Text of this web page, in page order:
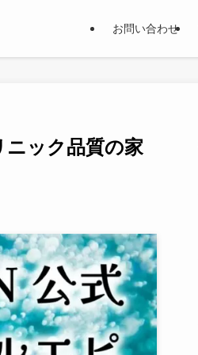
お問い合わせ
ック品質の家